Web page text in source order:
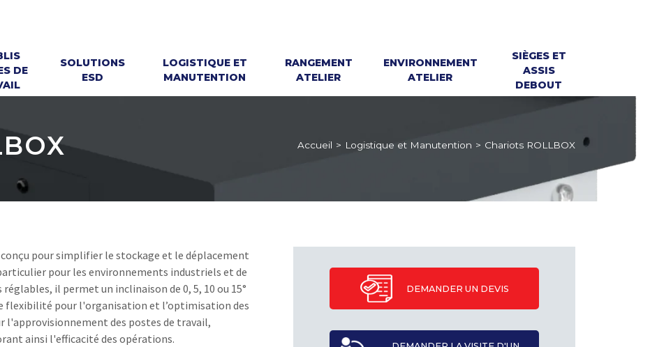
DE
SOLUTIONS
ESD
LOGISTIQUE ET
MANUTENTION
RANGEMENT
ATELIER
ENVIRONNEMENT
ATELIER
SIÈGES ET
ASSIS
DEBOUT
Accueil > Logistique et Manutention > Chariots ROLLBOX
DEMANDER UN DEVIS
conçu pour simplifier le stockage et le déplacement
pour les environnements industriels et de
il permet un inclinaison de 0, 5, 10 ou 15°
flexibilité pour l'organisation et l’optimisation des
l'approvisionnement des postes de travail,
ainsi l'efficacité des opérations.